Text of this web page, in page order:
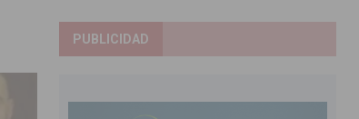
PUBLICIDAD